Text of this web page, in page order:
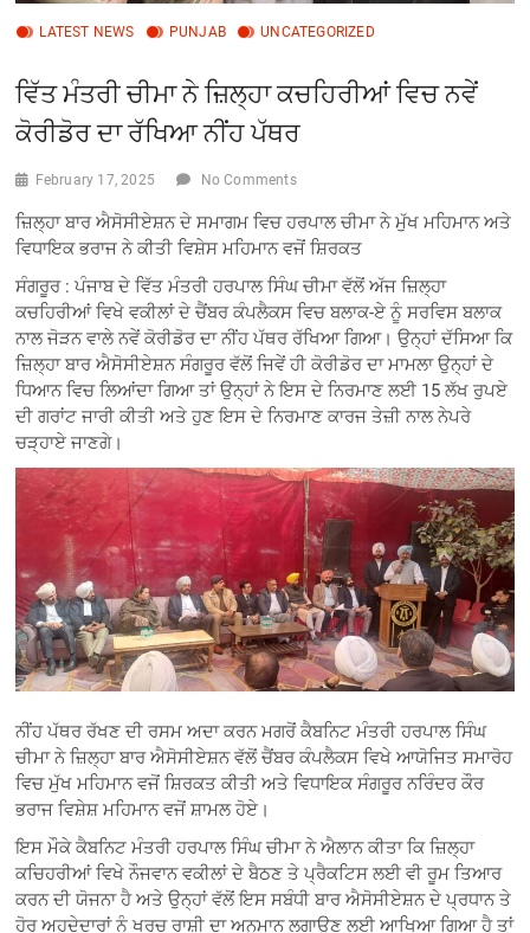
LATEST NEWS PUNJAB UNCATEGORIZED
ਵਿੱਤ ਮੰਤਰੀ ਚੀਮਾ ਨੇ ਜ਼ਿਲ੍ਹਾ ਕਚਹਿਰੀਆਂ ਵਿਚ ਨਵੇਂ
ਕੋਰੀਡੋਰ ਦਾ ਰੱਖਿਆ ਨੀਂਹ ਪੱਥਰ
February 17, 2025 No Comments
ਜ਼ਿਲ੍ਹਾ ਬਾਰ ਐਸੋਸੀਏਸ਼ਨ ਦੇ ਸਮਾਗਮ ਵਿਚ ਹਰਪਾਲ ਚੀਮਾ ਨੇ ਮੁੱਖ ਮਹਿਮਾਨ ਅਤੇ
ਵਿਧਾਇਕ ਭਰਾਜ ਨੇ ਕੀਤੀ ਵਿਸ਼ੇਸ ਮਹਿਮਾਨ ਵਜੋਂ ਸ਼ਿਰਕਤ
ਸੰਗਰੂਰ : ਪੰਜਾਬ ਦੇ ਵਿੱਤ ਮੰਤਰੀ ਹਰਪਾਲ ਸਿੰਘ ਚੀਮਾ ਵੱਲੋਂ ਅੱਜ ਜ਼ਿਲ੍ਹਾ
ਕਚਹਿਰੀਆਂ ਵਿਖੇ ਵਕੀਲਾਂ ਦੇ ਚੈਂਬਰ ਕੰਪਲੈਕਸ ਵਿਚ ਬਲਾਕ-ਏ ਨੂੰ ਸਰਵਿਸ ਬਲਾਕ
ਨਾਲ ਜੋੜਨ ਵਾਲੇ ਨਵੇਂ ਕੋਰੀਡੋਰ ਦਾ ਨੀਂਹ ਪੱਥਰ ਰੱਖਿਆ ਗਿਆ। ਉਨ੍ਹਾਂ ਦੱਸਿਆ ਕਿ
ਜ਼ਿਲ੍ਹਾ ਬਾਰ ਐਸੋਸੀਏਸ਼ਨ ਸੰਗਰੂਰ ਵੱਲੋਂ ਜਿਵੇਂ ਹੀ ਕੋਰੀਡੋਰ ਦਾ ਮਾਮਲਾ ਉਨ੍ਹਾਂ ਦੇ
ਧਿਆਨ ਵਿਚ ਲਿਆਂਦਾ ਗਿਆ ਤਾਂ ਉਨ੍ਹਾਂ ਨੇ ਇਸ ਦੇ ਨਿਰਮਾਣ ਲਈ 15 ਲੱਖ ਰੁਪਏ
ਦੀ ਗਰਾਂਟ ਜਾਰੀ ਕੀਤੀ ਅਤੇ ਹੁਣ ਇਸ ਦੇ ਨਿਰਮਾਣ ਕਾਰਜ ਤੇਜ਼ੀ ਨਾਲ ਨੇਪਰੇ
ਚੜ੍ਹਾਏ ਜਾਣਗੇ।
ਨੀਂਹ ਪੱਥਰ ਰੱਖਣ ਦੀ ਰਸਮ ਅਦਾ ਕਰਨ ਮਗਰੋਂ ਕੈਬਨਿਟ ਮੰਤਰੀ ਹਰਪਾਲ ਸਿੰਘ
ਚੀਮਾ ਨੇ ਜ਼ਿਲ੍ਹਾ ਬਾਰ ਐਸੋਸੀਏਸ਼ਨ ਵੱਲੋਂ ਚੈਂਬਰ ਕੰਪਲੈਕਸ ਵਿਖੇ ਆਯੋਜਿਤ ਸਮਾਰੋਹ
ਵਿਚ ਮੁੱਖ ਮਹਿਮਾਨ ਵਜੋਂ ਸ਼ਿਰਕਤ ਕੀਤੀ ਅਤੇ ਵਿਧਾਇਕ ਸੰਗਰੂਰ ਨਰਿੰਦਰ ਕੌਰ
ਭਰਾਜ ਵਿਸ਼ੇਸ਼ ਮਹਿਮਾਨ ਵਜੋਂ ਸ਼ਾਮਲ ਹੋਏ।
ਇਸ ਮੌਕੇ ਕੈਬਨਿਟ ਮੰਤਰੀ ਹਰਪਾਲ ਸਿੰਘ ਚੀਮਾ ਨੇ ਐਲਾਨ ਕੀਤਾ ਕਿ ਜ਼ਿਲ੍ਹਾ
ਕਚਿਹਰੀਆਂ ਵਿਖੇ ਨੌਜਵਾਨ ਵਕੀਲਾਂ ਦੇ ਬੈਠਣ ਤੇ ਪ੍ਰੈਕਟਿਸ ਲਈ ਵੀ ਰੂਮ ਤਿਆਰ
ਕਰਨ ਦੀ ਯੋਜਨਾ ਹੈ ਅਤੇ ਉਨ੍ਹਾਂ ਵੱਲੋਂ ਇਸ ਸਬੰਧੀ ਬਾਰ ਐਸੋਸੀਏਸ਼ਨ ਦੇ ਪ੍ਰਧਾਨ ਤੇ
ਹੋਰ ਅਹੁਦੇਦਾਰਾਂ ਨੂੰ ਖਰਚ ਰਾਸ਼ੀ ਦਾ ਅਨੁਮਾਨ ਲਗਾਉਣ ਲਈ ਆਖਿਆ ਗਿਆ ਹੈ ਤਾਂ